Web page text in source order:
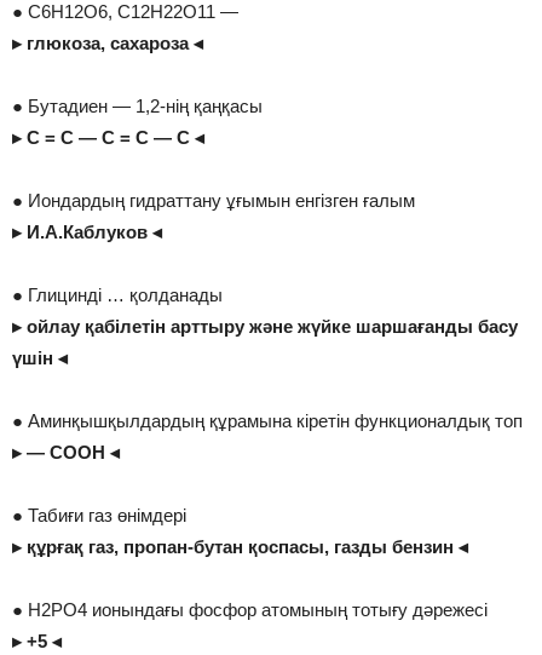
● С6H12O6, C12H22O11 —
▸ глюкоза, сахароза ◂
● Бутадиен — 1,2-нің қаңқасы
▸ С = С — С = С — С ◂
● Иондардың гидраттану ұғымын енгізген ғалым
▸ И.А.Каблуков ◂
● Глицинді … қолданады
▸ ойлау қабілетін арттыру және жүйке шаршағанды басу
үшін ◂
● Аминқышқылдардың құрамына кіретін функционалдық топ
▸ — COOH ◂
● Табиғи газ өнімдері
▸ құрғақ газ, пропан-бутан қоспасы, газды бензин ◂
● H2PO4 ионындағы фосфор атомының тотығу дәрежесі
▸ +5 ◂